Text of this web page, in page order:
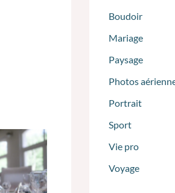
Boudoir
Mariage
Paysage
Photos
Portrait
Sport
Vie pro
Voyage